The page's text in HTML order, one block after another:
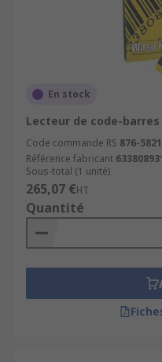
En stock
Lecteur de code-barres
Code commande RS 876-5821
Référence fabricant
Sous-total (1 unité)
265,07 €HT
Quantité